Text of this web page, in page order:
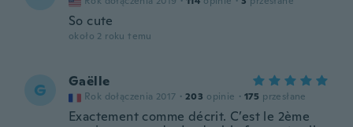
So cute
około 2 roku temu
G Gaëlle
Rok dołączenia 2017 · 203 opinie · 175 przesłane
Exactement comme décrit. C’est le 2ème